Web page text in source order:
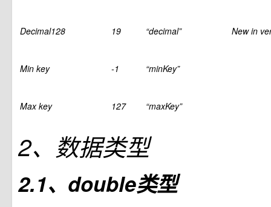
Decimal128 19 “decimal” New in
Min key -1 “minKey”
Max key 127 “maxKey”
2、数据类型
2.1、double类型